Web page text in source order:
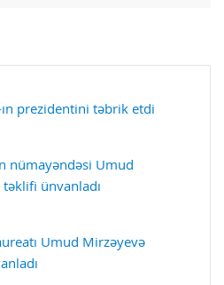
prezidentini təbrik etdi
nümayəndəsi Umud
təklifi ünvanladı
Umud Mirzəyevə